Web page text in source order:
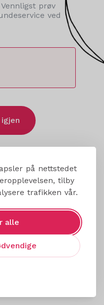
på nettstedet
tilby
trafikken vår.
alle
prøv
ved
igjen